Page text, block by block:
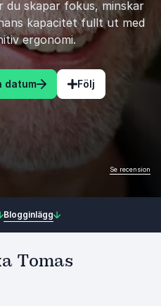
du skapar fokus, minskar
kapacitet fullt ut med
ergonomi.
datum Följ
Se recension
Blogginlägg
Tomas